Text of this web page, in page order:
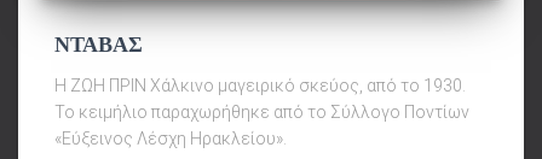
ΝΤΑΒΑΣ
Η ΖΩΗ ΠΡΙΝ Χάλκινο μαγειρικό σκεύος, από το 1930.
Το κειμήλιο παραχωρήθηκε από το Σύλλογο Ποντίων
«Εύξεινος Λέσχη Ηρακλείου».